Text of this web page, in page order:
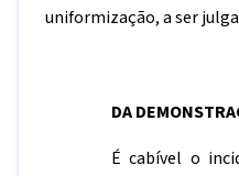
uniformização, a ser
DA
É cabível o